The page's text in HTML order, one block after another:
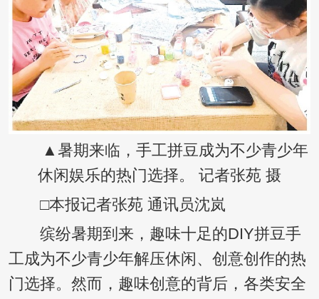
▲暑期来临，手工拼豆成为不少青少年
休闲娱乐的热门选择。 记者张苑 摄
□本报记者张苑 通讯员沈岚
缤纷暑期到来，趣味十足的DIY拼豆手
工成为不少青少年解压休闲、创意创作的热
门选择。然而，趣味创意的背后，各类安全